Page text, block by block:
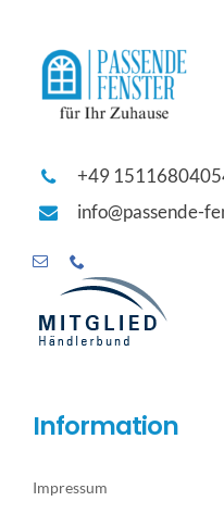
+49
info@passende-
Information
Impressum